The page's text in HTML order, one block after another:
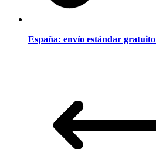
España: envío estándar gratuito